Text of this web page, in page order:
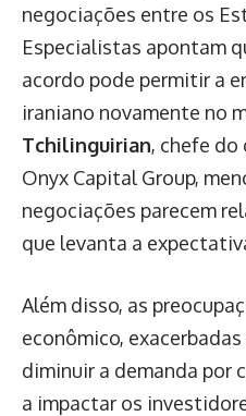
negociações entre os
Especialistas apontam
acordo pode permitir a
iraniano novamente no
Tchilinguirian, chefe do
Onyx Capital Group,
negociações parecem
que levanta a
Além disso, as
econômico,
diminuir a demanda por
a impactar os